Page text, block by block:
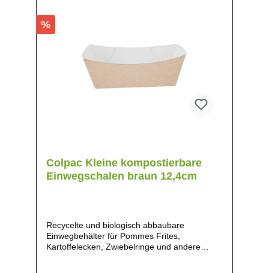
%
Colpac Kleine kompostierbare
Einwegschalen braun 12,4cm
Recycelte und biologisch abbaubare
Einwegbehälter für Pommes Frites,
Kartoffelecken, Zwiebelringe und andere